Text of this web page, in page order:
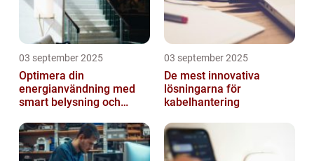
03 september 2025
Optimera din
energianvändning med
smart belysning och
03 september 2025
De mest innovativa
lösningarna för
kabelhantering